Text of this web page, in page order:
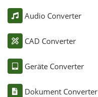
Audio Converter
CAD Converter
Geräte Converter
Dokument Converter